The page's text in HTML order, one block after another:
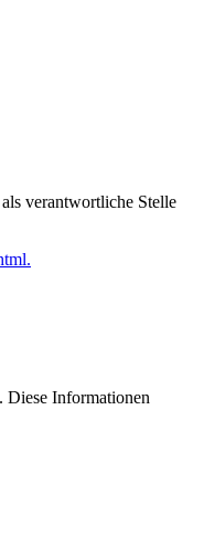
verantwortliche Stelle
Diese Informationen